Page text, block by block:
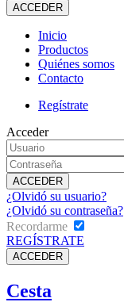
Inicio
Productos
Quiénes somos
Contacto
Regístrate
Acceder
¿Olvidó su usuario?
¿Olvidó su contraseña?
Recordarme
REGÍSTRATE
Cesta